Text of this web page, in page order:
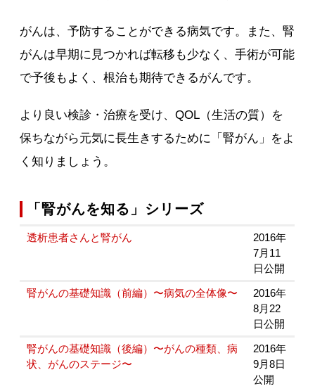
がんは、予防することができる病気です。また、腎
がんは早期に見つかれば転移も少なく、手術が可能
で予後もよく、根治も期待できるがんです。
より良い検診・治療を受け、QOL（生活の質）を
保ちながら元気に長生きするために「腎がん」をよ
く知りましょう。
「腎がんを知る」シリーズ
透析患者さんと腎がん
2016年
7月11
日公開
腎がんの基礎知識（前編）〜病気の全体像〜
2016年
8月22
日公開
腎がんの基礎知識（後編）〜がんの種類、病
状、がんのステージ〜
2016年
9月8日
公開